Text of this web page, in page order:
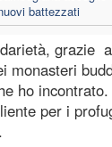
battezzati
grazie
monasteri
ho
per i